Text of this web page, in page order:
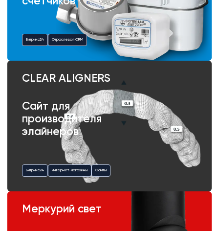
Битрикс24 Отраслевая CRM
CLEAR ALIGNERS
Сайт для
производителя
элайнеров
Битрикс24 Интернет-магазины Сайты
Меркурий свет